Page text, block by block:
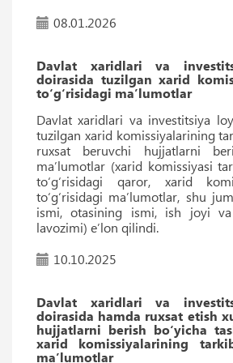
08.01.2026
Davlat xaridlari va
doirasida tuzilgan xarid
to‘g‘risidagi ma’lumotlar
Davlat xaridlari va investitsiya
tuzilgan xarid komissiyalarining
ruxsat beruvchi hujjatlarni
ma’lumotlar (xarid komissiyasi
to‘g‘risidagi qaror, xarid
to‘g‘risidagi ma’lumotlar, shu
ismi, otasining ismi, ish joyi
lavozimi) e’lon qilindi.
10.10.2025
Davlat xaridlari va
doirasida hamda ruxsat etish
hujjatlarni berish bo‘yicha
xarid komissiyalarining
maʼlumotlar